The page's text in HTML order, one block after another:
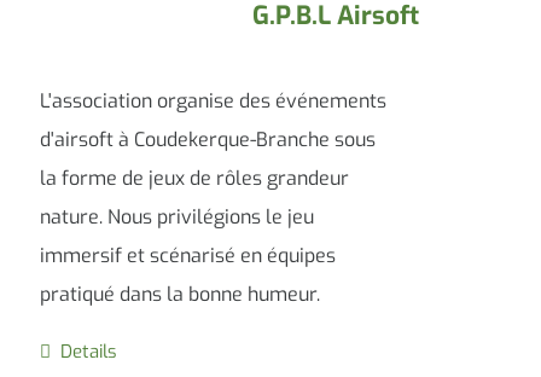
G.P.B.L Airsoft
L'association organise des événements
d'airsoft à Coudekerque-Branche sous
la forme de jeux de rôles grandeur
nature. Nous privilégions le jeu
immersif et scénarisé en équipes
pratiqué dans la bonne humeur.
Details